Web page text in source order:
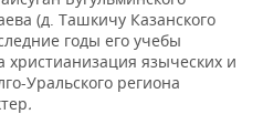
(д. Ташкичу Казанского
годы его учебы
христианизация языческих и
Уральского региона
.